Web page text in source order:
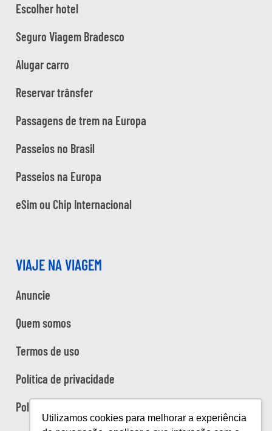
Utilizamos cookies para melhorar a experiência
Escolher hotel
Seguro Viagem Bradesco
Alugar carro
Reservar trânsfer
Passagens de trem na Europa
Passeios no Brasil
Passeios na Europa
eSim ou Chip Internacional
VIAJE NA VIAGEM
Anuncie
Quem somos
Termos de uso
Política de privacidade
Política de cookies